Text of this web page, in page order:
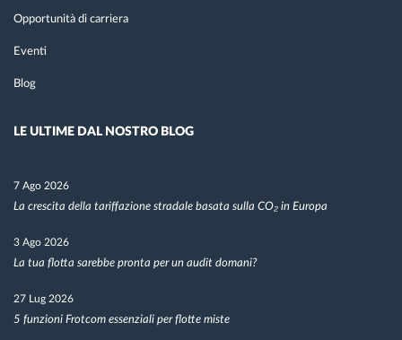
Opportunità di carriera
Eventi
Blog
LE ULTIME DAL NOSTRO BLOG
7 Ago 2026
La crescita della tariffazione stradale basata sulla CO₂ in Europa
3 Ago 2026
La tua flotta sarebbe pronta per un audit domani?
27 Lug 2026
5 funzioni Frotcom essenziali per flotte miste